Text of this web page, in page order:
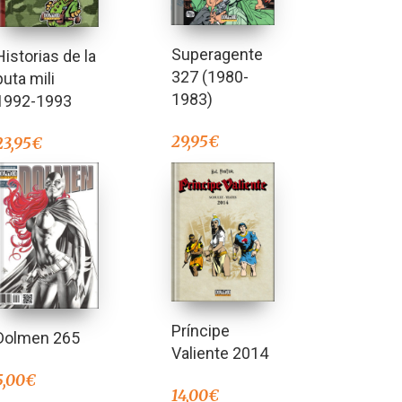
de la
mili
1993
€
Superagente
327 (1980-
1983)
29,95€
265
€
Príncipe
Valiente 2014
14,00€